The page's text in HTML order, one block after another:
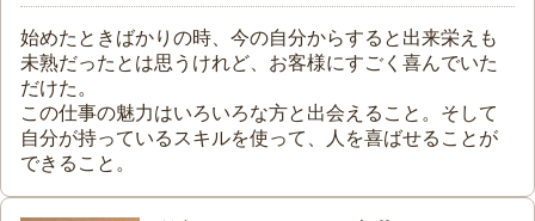
始めたときばかりの時、今の自分からすると出来栄えも
未熟だったとは思うけれど、お客様にすごく喜んでいた
だけた。
この仕事の魅力はいろいろな方と出会えること。そして
自分が持っているスキルを使って、人を喜ばせることが
できること。